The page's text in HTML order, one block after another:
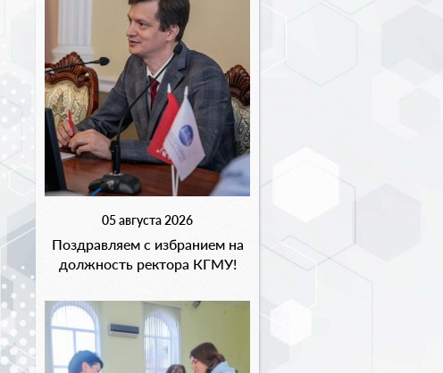
05 августа 2026
Поздравляем с избранием на
должность ректора КГМУ!